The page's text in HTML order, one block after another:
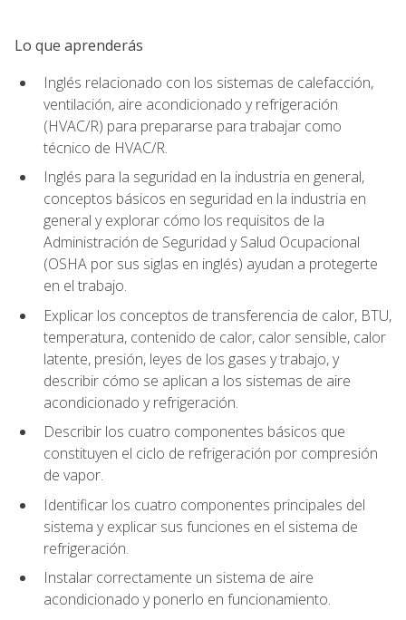
Lo que aprenderás
Inglés relacionado con los sistemas de calefacción,
ventilación, aire acondicionado y refrigeración
(HVAC/R) para prepararse para trabajar como
técnico de HVAC/R.
Inglés para la seguridad en la industria en general,
conceptos básicos en seguridad en la industria en
general y explorar cómo los requisitos de la
Administración de Seguridad y Salud Ocupacional
(OSHA por sus siglas en inglés) ayudan a protegerte
en el trabajo.
Explicar los conceptos de transferencia de calor, BTU,
temperatura, contenido de calor, calor sensible, calor
latente, presión, leyes de los gases y trabajo, y
describir cómo se aplican a los sistemas de aire
acondicionado y refrigeración.
Describir los cuatro componentes básicos que
constituyen el ciclo de refrigeración por compresión
de vapor.
Identificar los cuatro componentes principales del
sistema y explicar sus funciones en el sistema de
refrigeración.
Instalar correctamente un sistema de aire
acondicionado y ponerlo en funcionamiento.